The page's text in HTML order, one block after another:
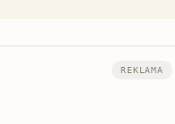
REKLAMA